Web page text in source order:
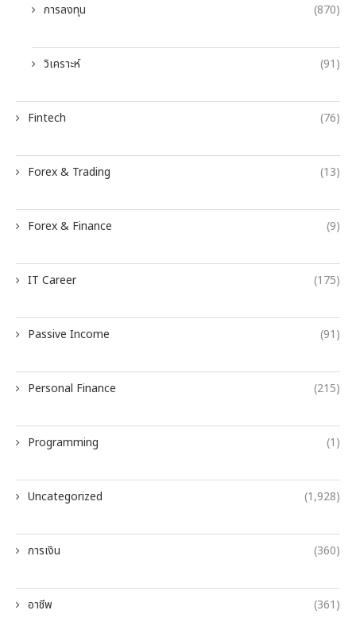
การลงทุน (870)
วิเคราะห์ (91)
Fintech (76)
Forex & Trading (13)
Forex & Finance (9)
IT Career (175)
Passive Income (91)
Personal Finance (215)
Programming (1)
Uncategorized (1,928)
การเงิน (360)
อาชีพ (361)